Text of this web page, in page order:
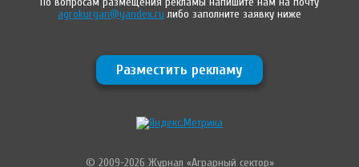
agrokurgan@yandex.ru либо заполните заявку ниже
Разместить рекламу
© 2009-2026 Журнал «Аграрный сектор»